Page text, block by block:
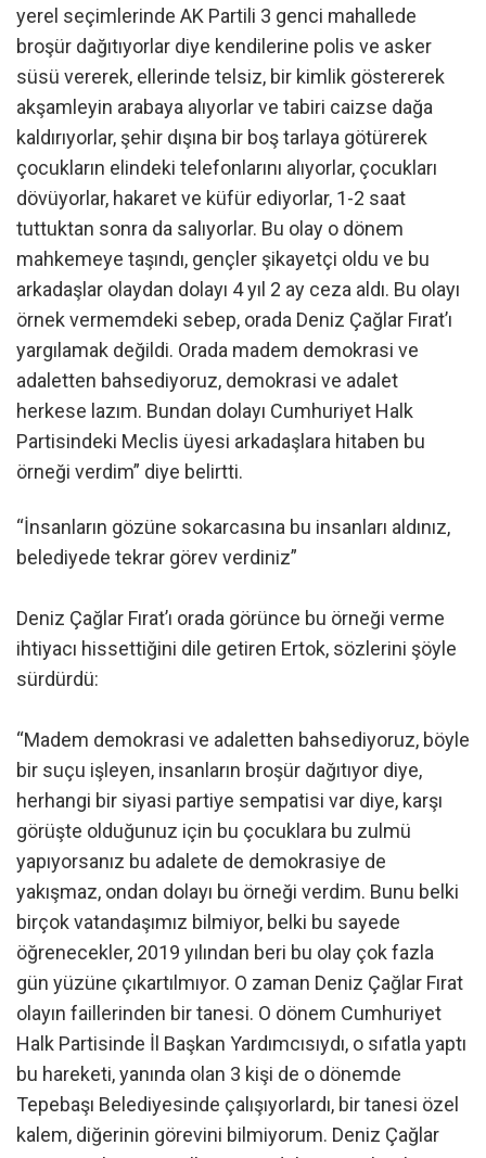
yerel seçimlerinde AK Partili 3 genci mahallede
broşür dağıtıyorlar diye kendilerine polis ve asker
süsü vererek, ellerinde telsiz, bir kimlik göstererek
akşamleyin arabaya alıyorlar ve tabiri caizse dağa
kaldırıyorlar, şehir dışına bir boş tarlaya götürerek
çocukların elindeki telefonlarını alıyorlar, çocukları
dövüyorlar, hakaret ve küfür ediyorlar, 1-2 saat
tuttuktan sonra da salıyorlar. Bu olay o dönem
mahkemeye taşındı, gençler şikayetçi oldu ve bu
arkadaşlar olaydan dolayı 4 yıl 2 ay ceza aldı. Bu olayı
örnek vermemdeki sebep, orada Deniz Çağlar Fırat’ı
yargılamak değildi. Orada madem demokrasi ve
adaletten bahsediyoruz, demokrasi ve adalet
herkese lazım. Bundan dolayı Cumhuriyet Halk
Partisindeki Meclis üyesi arkadaşlara hitaben bu
örneği verdim” diye belirtti.
“İnsanların gözüne sokarcasına bu insanları aldınız,
belediyede tekrar görev verdiniz”
Deniz Çağlar Fırat’ı orada görünce bu örneği verme
ihtiyacı hissettiğini dile getiren Ertok, sözlerini şöyle
sürdürdü:
“Madem demokrasi ve adaletten bahsediyoruz, böyle
bir suçu işleyen, insanların broşür dağıtıyor diye,
herhangi bir siyasi partiye sempatisi var diye, karşı
görüşte olduğunuz için bu çocuklara bu zulmü
yapıyorsanız bu adalete de demokrasiye de
yakışmaz, ondan dolayı bu örneği verdim. Bunu belki
birçok vatandaşımız bilmiyor, belki bu sayede
öğrenecekler, 2019 yılından beri bu olay çok fazla
gün yüzüne çıkartılmıyor. O zaman Deniz Çağlar Fırat
olayın faillerinden bir tanesi. O dönem Cumhuriyet
Halk Partisinde İl Başkan Yardımcısıydı, o sıfatla yaptı
bu hareketi, yanında olan 3 kişi de o dönemde
Tepebaşı Belediyesinde çalışıyorlardı, bir tanesi özel
kalem, diğerinin görevini bilmiyorum. Deniz Çağlar